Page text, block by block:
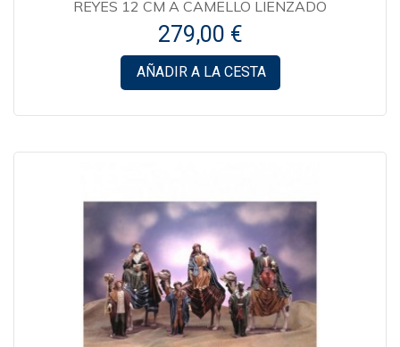
REYES 12 CM A CAMELLO LIENZADO
279,00 €
AÑADIR A LA CESTA